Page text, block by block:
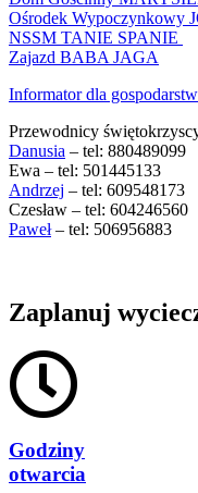
Ośrodek
NSSM TANIE SPANIE
Zajazd BABA JAGA
Informator dla
Przewodnicy
Danusia – tel: 880489099
Ewa – tel: 501445133
Andrzej – tel: 609548173
Czesław – tel: 604246560
Paweł– tel: 506956883
Zaplanuj
Godziny
otwarcia